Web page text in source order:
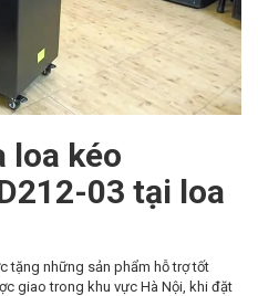
loa kéo
03 tại loa
tặng những sản phẩm hỗ trợ tốt
giao trong khu vực Hà Nội, khi đặt